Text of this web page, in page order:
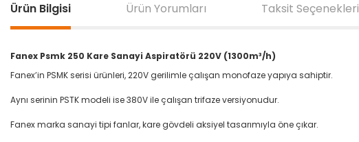
Ürün Bilgisi Ürün Yorumları Taksit Seçenekleri
Fanex Psmk 250 Kare Sanayi Aspiratörü 220V (1300m³/h)
Fanex’in PSMK serisi ürünleri, 220V gerilimle çalışan monofaze yapıya sahiptir.
Aynı serinin PSTK modeli ise 380V ile çalışan trifaze versiyonudur.
Fanex marka sanayi tipi fanlar, kare gövdeli aksiyel tasarımıyla öne çıkar.